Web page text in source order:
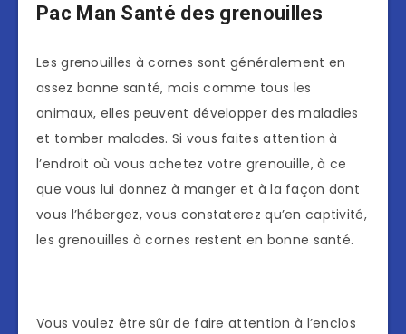
Pac Man Santé des grenouilles
Les grenouilles à cornes sont généralement en
assez bonne santé, mais comme tous les
animaux, elles peuvent développer des maladies
et tomber malades. Si vous faites attention à
l’endroit où vous achetez votre grenouille, à ce
que vous lui donnez à manger et à la façon dont
vous l’hébergez, vous constaterez qu’en captivité,
les grenouilles à cornes restent en bonne santé.
Vous voulez être sûr de faire attention à l’enclos